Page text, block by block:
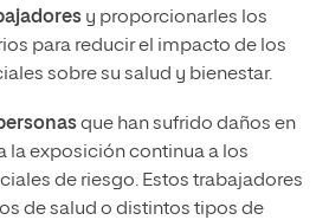
y proporcionarles los
para reducir el impacto de los
sobre su salud y bienestar.
que han sufrido daños en
la exposición continua a los
de riesgo. Estos trabajadores
de salud o distintos tipos de